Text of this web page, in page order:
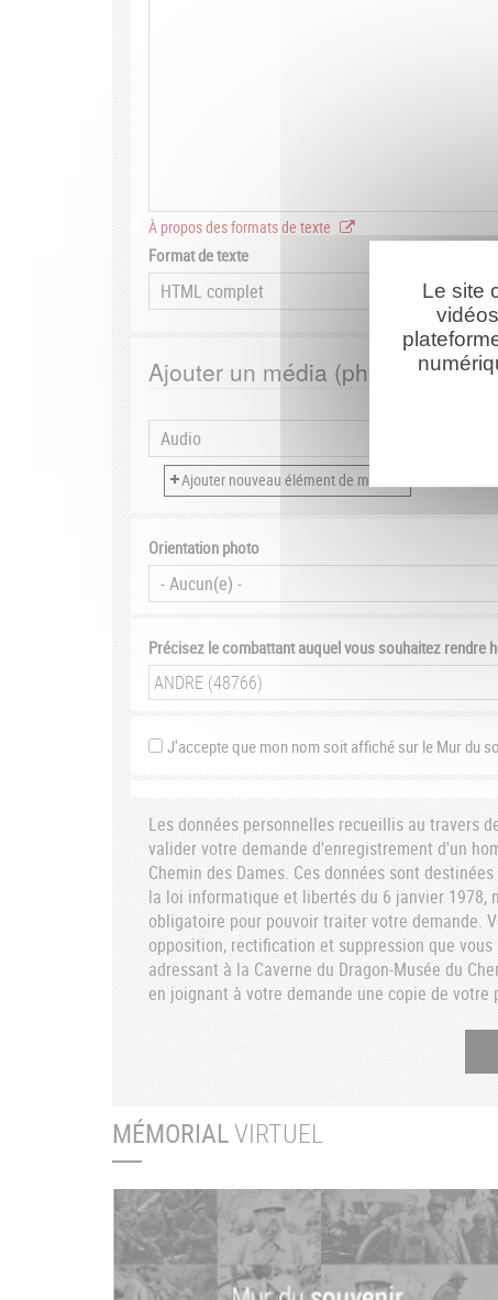
À propos des formats de texte
Format de texte
Ajouter un média (photo, vidéo,
Orientation photo
Précisez le combattant auquel vous souhaitez rendre
J'accepte que mon nom soit affiché sur le Mur du
Les données personnelles recueillis au travers
valider votre demande d'enregistrement d'un
Chemin des Dames. Ces données sont
la loi informatique et libertés du 6 janvier 1978,
obligatoire pour pouvoir traiter votre demande.
opposition, rectification et suppression que
adressant à la Caverne du Dragon-Musée du
en joignant à votre demande une copie de
MÉMORIALVIRTUEL
Le site